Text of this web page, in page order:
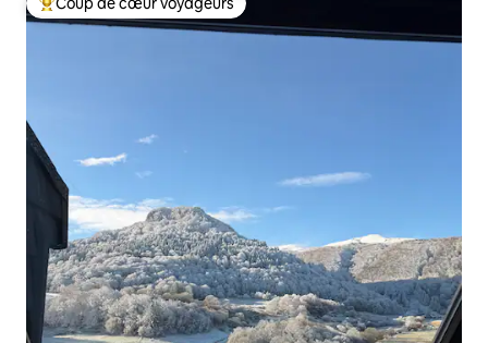
Coups de cœur voyageurs les plus appréciés